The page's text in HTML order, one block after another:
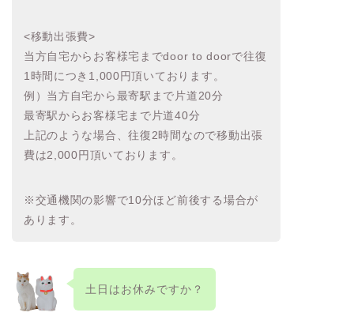
<移動出張費>
当方自宅からお客様宅までdoor to doorで往復
1時間につき1,000円頂いております。
例）当方自宅から最寄駅まで片道20分
最寄駅からお客様宅まで片道40分
上記のような場合、往復2時間なので移動出張
費は2,000円頂いております。
※交通機関の影響で10分ほど前後する場合が
あります。
土日はお休みですか？